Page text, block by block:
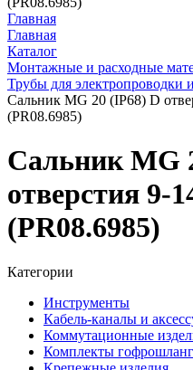
Главная
Главная
Каталог
Монтажные и расходные
Трубы для электропроводки
Сальник MG 20 (IP68) D
(PR08.6985)
Сальник MG
отверстия 9-
(PR08.6985)
Категории
Инструменты
Кабель-каналы и
Коммутационные
Комплекты